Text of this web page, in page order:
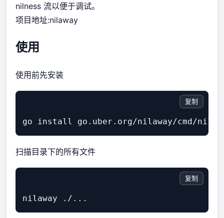
nilness 流以便于调试。
项目地址:nilaway
使用
使用前先安装
复制
扫描目录下的所有文件
复制